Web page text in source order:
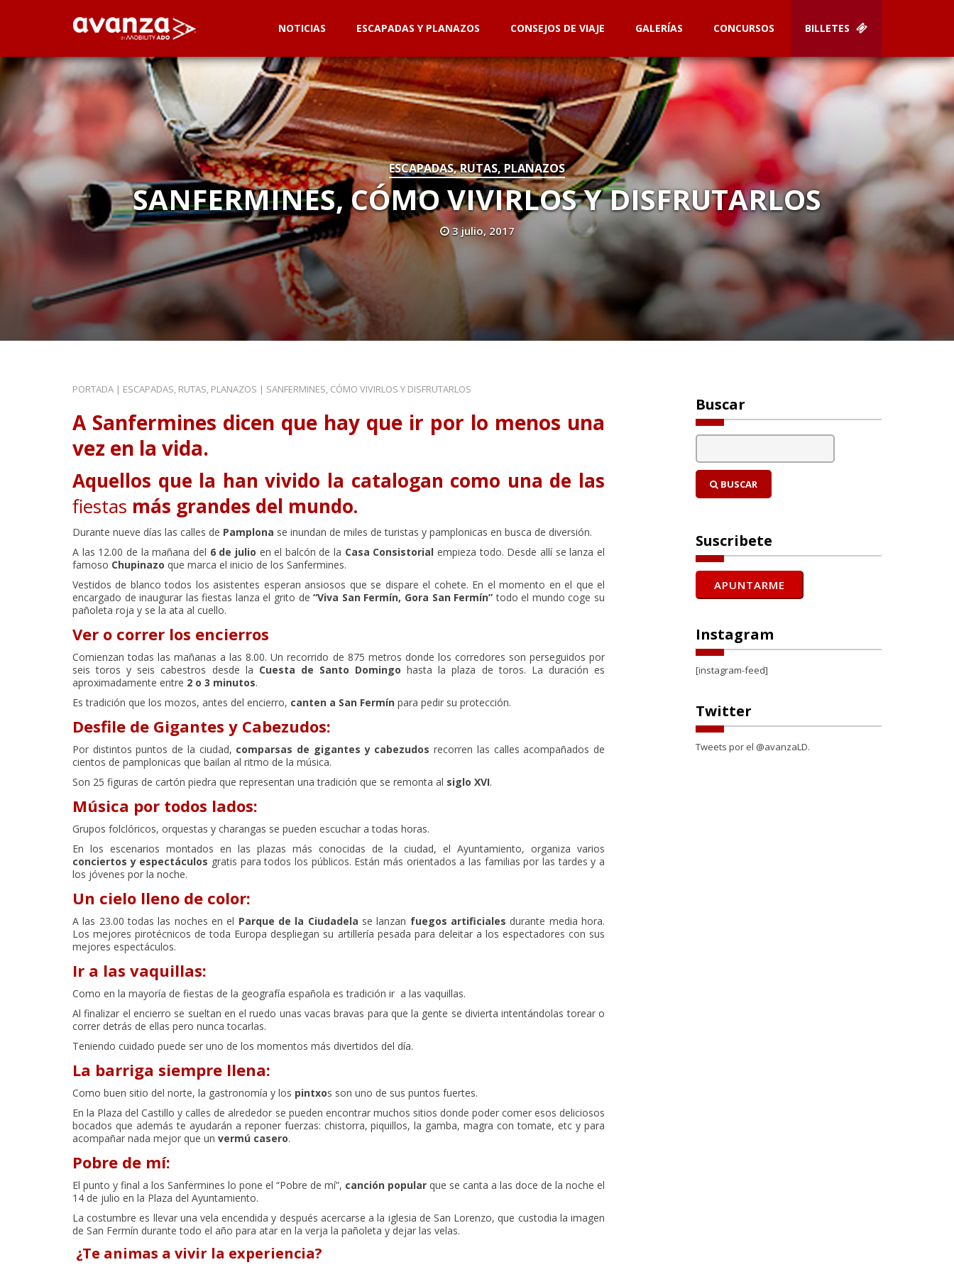
NOTICIAS ESCAPADAS Y PLANAZOS CONSEJOS DE VIAJE GALERÍAS CONCURSOS BILLETES
ESCAPADAS, RUTAS, PLANAZOS
SANFERMINES, CÓMO VIVIRLOS Y DISFRUTARLOS
3 julio, 2017
PORTADA | ESCAPADAS, RUTAS, PLANAZOS | SANFERMINES, CÓMO VIVIRLOS Y DISFRUTARLOS
A Sanfermines dicen que hay que ir por lo menos una
vez en la vida.
Aquellos que la han vivido la catalogan como una de las
fiestas más grandes del mundo.
Durante nueve días las calles de Pamplona se inundan de miles de turistas y pamplonicas en busca de diversión.
A las 12.00 de la mañana del 6 de julio en el balcón de la Casa Consistorial empieza todo. Desde allí se lanza el
famoso Chupinazo que marca el inicio de los Sanfermines.
Vestidos de blanco todos los asistentes esperan ansiosos que se dispare el cohete. En el momento en el que el
encargado de inaugurar las fiestas lanza el grito de“Viva San Fermín, Gora San Fermín” todo el mundo coge su
pañoleta roja y se la ata al cuello.
Ver o correr los encierros
Comienzan todas las mañanas a las 8.00. Un recorrido de 875 metros donde los corredores son perseguidos por
seis toros y seis cabestros desde la Cuesta de Santo Domingo hasta la plaza de toros. La duración es
aproximadamente entre 2 o 3 minutos.
Es tradición que los mozos, antes del encierro, canten a San Fermín para pedir su protección.
Desfile de Gigantes y Cabezudos:
Por distintos puntos de la ciudad, comparsas de gigantes y cabezudos recorren las calles acompañados de
cientos de pamplonicas que bailan al ritmo de la música.
Son 25 figuras de cartón piedra que representan una tradición que se remonta al siglo XVI.
Música por todos lados:
Grupos folclóricos, orquestas y charangas se pueden escuchar a todas horas.
En los escenarios montados en las plazas más conocidas de la ciudad, el Ayuntamiento, organiza varios
conciertos y espectáculos gratis para todos los públicos. Están más orientados a las familias por las tardes y a
los jóvenes por la noche.
Un cielo lleno de color:
A las 23.00 todas las noches en el Parque de la Ciudadela se lanzan fuegos artificiales durante media hora.
Los mejores pirotécnicos de toda Europa despliegan su artillería pesada para deleitar a los espectadores con sus
mejores espectáculos.
Ir a las vaquillas:
Como en la mayoría de fiestas de la geografía española es tradición ir a las vaquillas.
Al finalizar el encierro se sueltan en el ruedo unas vacas bravas para que la gente se divierta intentándolas torear o
correr detrás de ellas pero nunca tocarlas.
Teniendo cuidado puede ser uno de los momentos más divertidos del día.
La barriga siempre llena:
Como buen sitio del norte, la gastronomía y los pintxos son uno de sus puntos fuertes.
En la Plaza del Castillo y calles de alrededor se pueden encontrar muchos sitios donde poder comer esos deliciosos
bocados que además te ayudarán a reponer fuerzas: chistorra, piquillos, la gamba, magra con tomate, etc y para
acompañar nada mejor que un vermú casero.
Pobre de mí:
El punto y final a los Sanfermines lo pone el “Pobre de mí”, canción popular que se canta a las doce de la noche el
14 de julio en la Plaza del Ayuntamiento.
La costumbre es llevar una vela encendida y después acercarse a la iglesia de San Lorenzo, que custodia la imagen
de San Fermín durante todo el año para atar en la verja la pañoleta y dejar las velas.
¿Te animas a vivir la experiencia?
Buscar
BUSCAR
Suscribete
Instagram
[instagram-feed]
Twitter
Tweets por el @avanzaLD.